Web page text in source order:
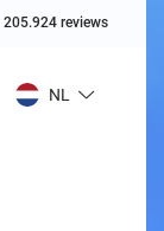
205.924 reviews
NL